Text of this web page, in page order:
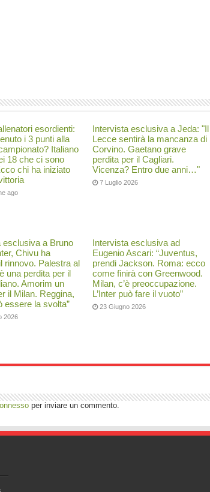
esordienti:
i 3 punti alla
Italiano
18 che ci sono
chi ha iniziato
ago
Intervista esclusiva a Jeda: "Il
Lecce sentirà la mancanza di
Corvino. Gaetano grave
perdita per il Cagliari.
Vicenza? Entro due anni…"
7 Luglio 2026
esclusiva a Bruno
Chivu ha
rinnovo. Palestra al
una perdita per il
Amorim un
il Milan. Reggina,
essere la svolta”
2026
Intervista esclusiva ad
Eugenio Ascari: “Juventus,
prendi Jackson. Roma: ecco
come finirà con Greenwood.
Milan, c’è preoccupazione.
L’Inter può fare il vuoto”
23 Giugno 2026
per inviare un commento.